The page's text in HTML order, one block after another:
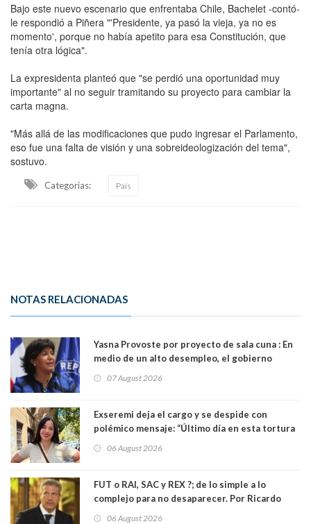
Bajo este nuevo escenario que enfrentaba Chile, Bachelet -contó-
le respondió a Piñera "'Presidente, ya pasó la vieja, ya no es
momento', porque no había apetito para esa Constitución, que
tenía otra lógica".
La expresidenta planteó que "se perdió una oportunidad muy
importante" al no seguir tramitando su proyecto para cambiar la
carta magna.
"Más allá de las modificaciones que pudo ingresar el Parlamento,
eso fue una falta de visión y una sobreideologización del tema",
sostuvo.
Categorias: País
NOTAS RELACIONADAS
Yasna Provoste por proyecto de sala cuna : En
medio de un alto desempleo, el gobierno
07 August 2026
Exseremi deja el cargo y se despide con
polémico mensaje: “Último día en esta tortura
06 August 2026
FUT o RAI, SAC y REX ?; de lo simple a lo
complejo para no desaparecer. Por Ricardo
06 August 2026